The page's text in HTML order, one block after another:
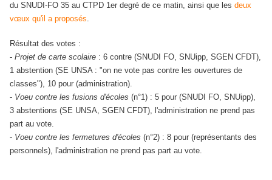
du SNUDI-FO 35 au CTPD 1er degré de ce matin, ainsi que les deux
vœux qu'il a proposés.
Résultat des votes :
- Projet de carte scolaire : 6 contre (SNUDI FO, SNUipp, SGEN CFDT),
1 abstention (SE UNSA : "on ne vote pas contre les ouvertures de
classes"), 10 pour (administration).
- Voeu contre les fusions d'écoles (n°1) : 5 pour (SNUDI FO, SNUipp),
3 abstentions (SE UNSA, SGEN CFDT), l'administration ne prend pas
part au vote.
- Voeu contre les fermetures d'écoles (n°2) : 8 pour (représentants des
personnels), l'administration ne prend pas part au vote.